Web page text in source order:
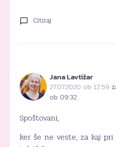
Citiraj
Jana Lavtižar
27.07.2020 ob 12:59
ob 09:32
Spoštovani,
ker še ne veste, za kaj